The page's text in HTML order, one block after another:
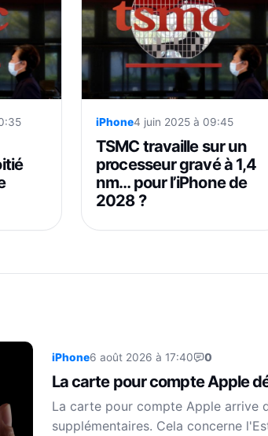
iPhone4 juin 2025 à 09:45
TSMC travaille sur un
processeur gravé à 1,4
nm… pour l’iPhone de
2028 ?
iPhone6 août 2026 à 17:40 0
La carte pour compte Apple
La carte pour compte Apple arrive
supplémentaires. Cela concerne